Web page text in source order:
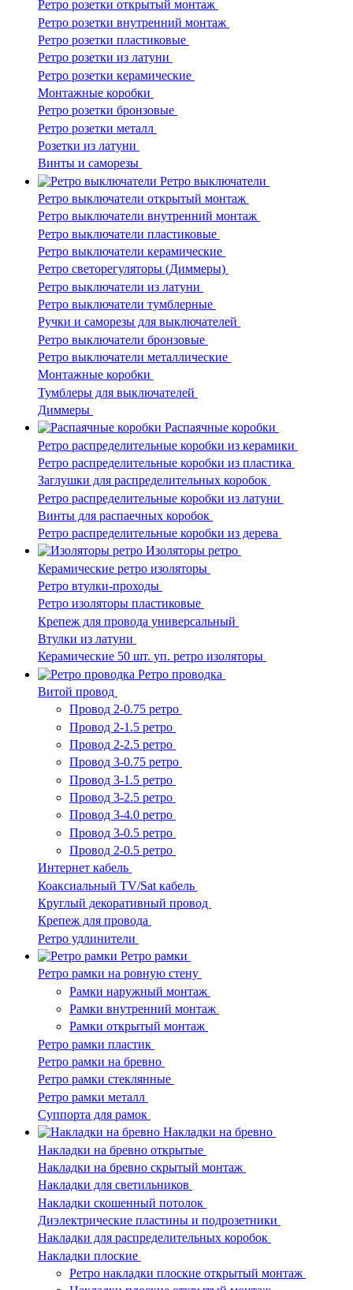
Ретро розетки открытый монтаж
Ретро розетки внутренний монтаж
Ретро розетки пластиковые
Ретро розетки из латуни
Ретро розетки керамические
Монтажные коробки
Ретро розетки бронзовые
Ретро розетки металл
Розетки из латуни
Винты и саморезы
Ретро выключатели
Ретро выключатели открытый монтаж
Ретро выключатели внутренний монтаж
Ретро выключатели пластиковые
Ретро выключатели керамические
Ретро светорегуляторы (Диммеры)
Ретро выключатели из латуни
Ретро выключатели тумблерные
Ручки и саморезы для выключателей
Ретро выключатели бронзовые
Ретро выключатели металлические
Монтажные коробки
Тумблеры для выключателей
Диммеры
Распаячные коробки
Ретро распределительные коробки из керамики
Ретро распределительные коробки из пластика
Заглушки для распределительных коробок
Ретро распределительные коробки из латуни
Винты для распаечных коробок
Ретро распределительные коробки из дерева
Изоляторы ретро
Керамические ретро изоляторы
Ретро втулки-проходы
Ретро изоляторы пластиковые
Крепеж для провода универсальный
Втулки из латуни
Керамические 50 шт. уп. ретро изоляторы
Ретро проводка
Витой провод
Провод 2-0.75 ретро
Провод 2-1.5 ретро
Провод 2-2.5 ретро
Провод 3-0.75 ретро
Провод 3-1.5 ретро
Провод 3-2.5 ретро
Провод 3-4.0 ретро
Провод 3-0.5 ретро
Провод 2-0.5 ретро
Интернет кабель
Коаксиальный TV/Sat кабель
Круглый декоративный провод
Крепеж для провода
Ретро удлинители
Ретро рамки
Ретро рамки на ровную стену
Рамки наружный монтаж
Рамки внутренний монтаж
Рамки открытый монтаж
Ретро рамки пластик
Ретро рамки на бревно
Ретро рамки стеклянные
Ретро рамки металл
Суппорта для рамок
Накладки на бревно
Накладки на бревно открытые
Накладки на бревно скрытый монтаж
Накладки для светильников
Накладки скошенный потолок
Диэлектрические пластины и подрозетники
Накладки для распределительных коробок
Накладки плоские
Ретро накладки плоские открытый монтаж